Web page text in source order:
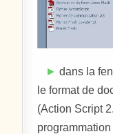
► dans la
le format de
(Action Script